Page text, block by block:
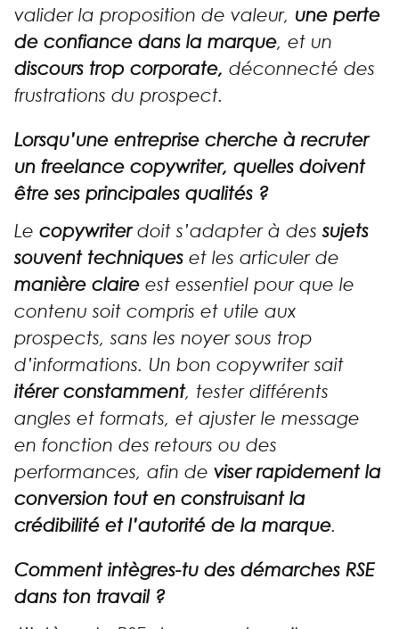
valider la proposition de valeur, une perte
de confiance dans la marque, et un
discours trop corporate, déconnecté des
frustrations du prospect.
Lorsqu’une entreprise cherche à recruter
un freelance copywriter, quelles doivent
être ses principales qualités ?
Le copywriterdoit s’adapter à dessujets
souvent techniques et les articuler de
manière claire est essentiel pour que le
contenu soit compris et utile aux
prospects, sans les noyer sous trop
d’informations. Un bon copywriter sait
itérer constamment, tester différents
angles et formats, et ajuster le message
en fonction des retours ou des
performances, afin de viser rapidement la
conversion tout en construisant la
crédibilité et l’autorité de la marque.
Comment intègres-tu des démarches RSE
dans ton travail ?